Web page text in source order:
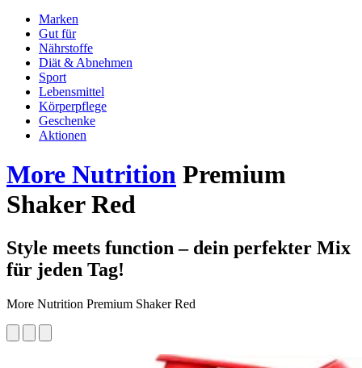
Marken
Gut für
Nährstoffe
Diät & Abnehmen
Sport
Lebensmittel
Körperpflege
Geschenke
Aktionen
More Nutrition Premium
Shaker Red
Style meets function – dein perfekter Mix
für jeden Tag!
More Nutrition Premium Shaker Red